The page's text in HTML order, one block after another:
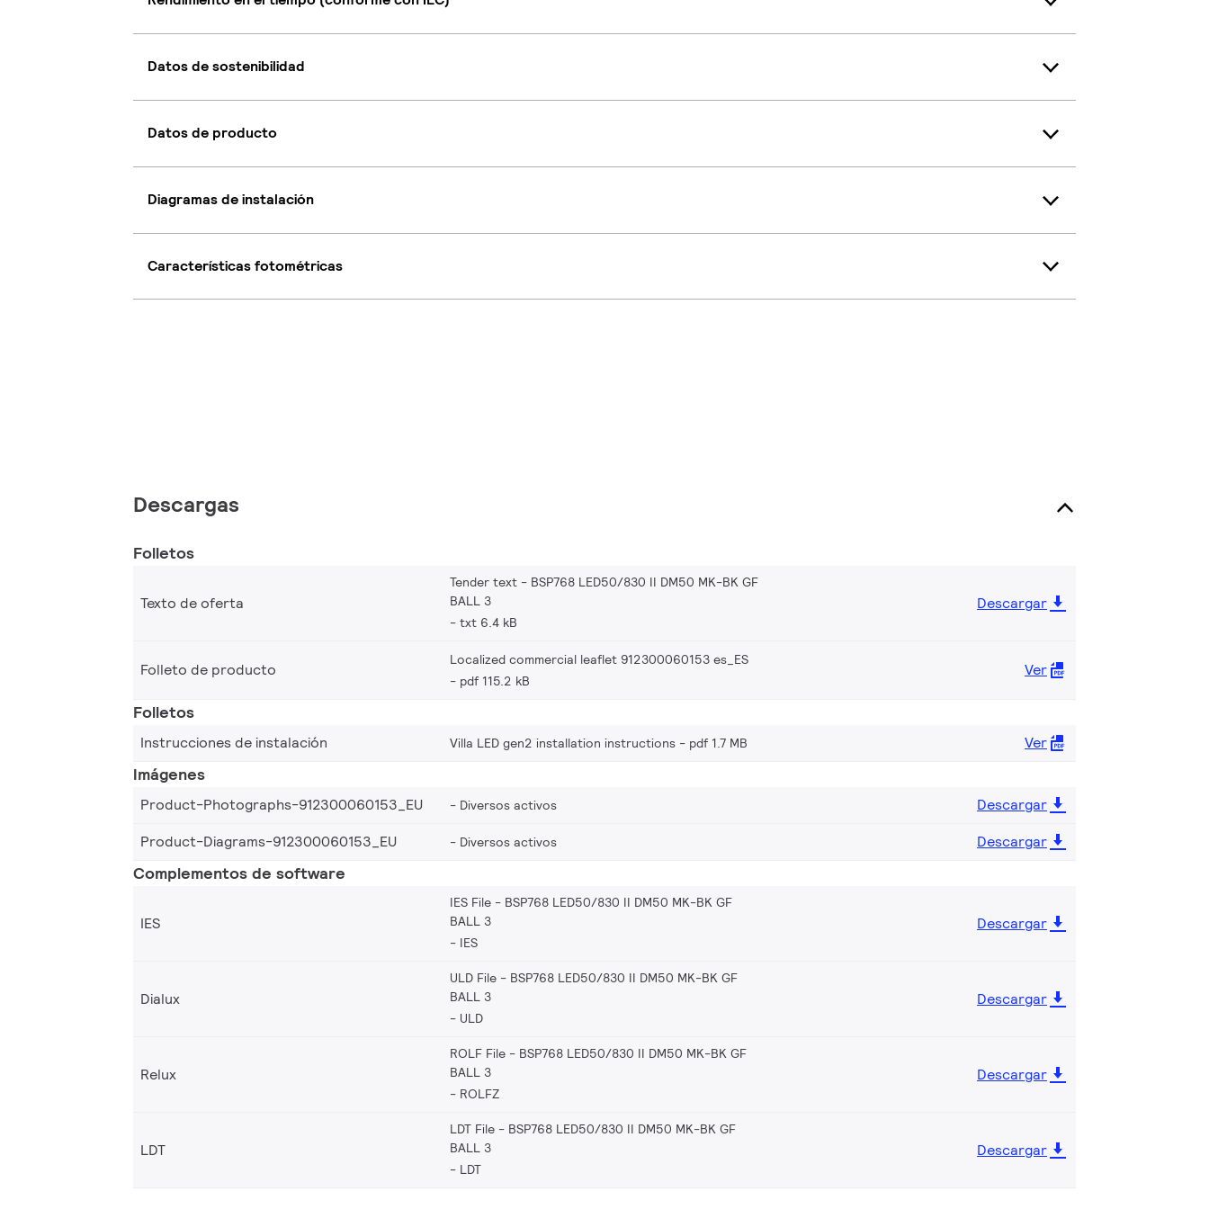
Datos de sostenibilidad
Datos de producto
Diagramas de instalación
Características fotométricas
Descargas
Folletos
Texto de oferta
Tender text - BSP768 LED50/830 II DM50 MK-BK GF
BALL 3
txt 6.4 kB
Descargar
Folleto de producto
Localized commercial leaflet 912300060153 es_ES
pdf 115.2 kB
Ver
Folletos
Instrucciones de instalación Villa LED gen2 installation instructions pdf 1.7 MB Ver
Imágenes
Product-Photographs-912300060153_EU Diversos activos
Descargar
Product-Diagrams-912300060153_EU
Diversos activos Descargar
Complementos de software
IES
IES File - BSP768 LED50/830 II DM50 MK-BK GF
BALL 3
IES
Descargar
Dialux
ULD File - BSP768 LED50/830 II DM50 MK-BK GF
BALL 3
ULD
Descargar
Relux
ROLF File - BSP768 LED50/830 II DM50 MK-BK GF
BALL 3
ROLFZ
Descargar
LDT
LDT File - BSP768 LED50/830 II DM50 MK-BK GF
BALL 3
LDT
Descargar